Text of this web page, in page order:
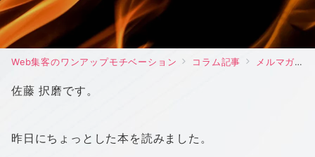
Web集客のワンアップモチベーション コラム記事 メルマガ
佐藤 択磨です。
昨日にちょっとした本を読みました。